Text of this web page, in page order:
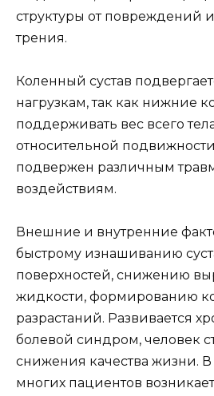
структуры от повреждений
трения.
Коленный сустав
нагрузкам, так как нижние
поддерживать вес всего
относительной
подвержен различным
воздействиям.
Внешние и внутренние
быстрому изнашиванию
поверхностей, снижению
жидкости, формированию
разрастаний. Развивается
болевой синдром, человек
снижения качества жизни. В
многих пациентов